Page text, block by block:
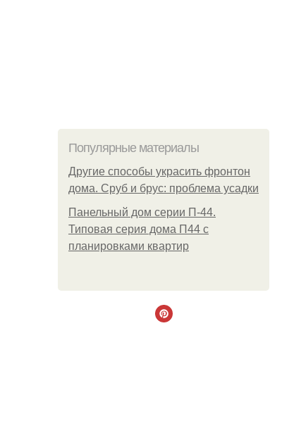
Популярные материалы
Другие способы украсить фронтон
дома. Сруб и брус: проблема усадки
Панельный дом серии П-44.
Типовая серия дома П44 с
планировками квартир